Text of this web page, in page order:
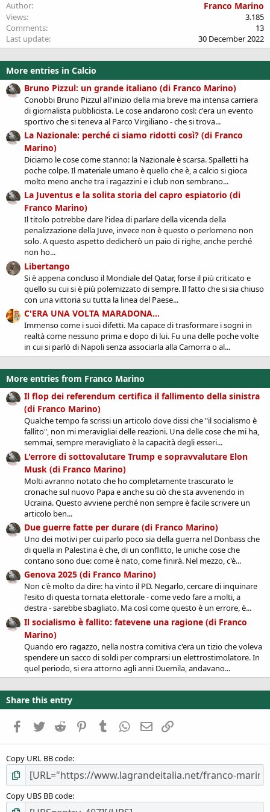
Author Franco Marino
Views
3.185
Comments
13
Last update
30 December 2022
More entries in Calcio
Bruno Pizzul: un grande italiano (di Franco Marino)
Conobbi Bruno Pizzul all'inizio della mia breve ma intensa carriera
di giornalista pubblicista. Le cose andarono così: c'era un evento
sportivo che si teneva al Parco Virgiliano - che si trova...
La Nazionale: perché ci siamo ridotti così? (di Franco
Marino)
Diciamo le cose come stanno: la Nazionale è scarsa. Spalletti ha
poche colpe. Il materiale umano è quello che è, a calcio si gioca
molto meno anche tra i ragazzini e i club non sembrano...
La Juventus e la solita storia del capro espiatorio (di
Franco Marino)
Il titolo potrebbe dare l'idea di parlare della vicenda della
penalizzazione della Juve, invece non è questo o perlomeno non
solo. A questo aspetto dedicherò un paio di righe, anche perché
non ho...
Libertango
Si è appena concluso il Mondiale del Qatar, forse il più criticato e
quello su cui si è più polemizzato di sempre. Il fatto che si sia chiuso
con una vittoria su tutta la linea del Paese...
C'ERA UNA VOLTA MARADONA...
Immenso come i suoi difetti. Ma capace di trasformare i sogni in
realtà come nessuno prima e dopo di lui. Fu una delle poche volte
in cui si parlò di Napoli senza associarla alla Camorra o al...
More entries from Franco Marino
Il flop dei referendum certifica il fallimento della sinistra
(di Franco Marino)
Qualche tempo fa scrissi un articolo dove dissi che "il socialismo è
fallito", non mi meravigliai delle reazioni. Una delle cose che mi ha,
semmai, sempre meravigliato è la capacità degli esseri...
L'errore di sottovalutare Trump e sopravvalutare Elon
Musk (di Franco Marino)
Molti avranno notato che ho completamente trascurato le
cronache sul nuovo Papa e anche su ciò che sta avvenendo in
Ucraina. Questo avviene perché non sempre è facile scrivere un
articolo ben...
Due guerre fatte per durare (di Franco Marino)
Uno dei motivi per cui parlo poco sia della guerra nel Donbass che
di quella in Palestina è che, di un conflitto, le uniche cose che
contano sono due: come è nato, come finirà. Nel mezzo, c'è...
Genova 2025 (di Franco Marino)
Non c'è molto da dire: ha vinto il PD. Negarlo, cercare di inquinare
l'esito di questa tornata elettorale - come vedo fare a molti, a
destra - sarebbe sbagliato. Ma così come questo è un errore, è...
Il socialismo è fallito: fatevene una ragione (di Franco
Marino)
Quando ero ragazzo, nella nostra comitiva c'era un tizio che voleva
spendere un sacco di soldi per comprarsi un elettrostimolatore. In
quel periodo, si era attorno agli anni Duemila, andavano...
Share this entry
Facebook
Twitter Reddit PinterestTumblr WhatsApp
Email
Copy URL BB code
Copy UBS BB code